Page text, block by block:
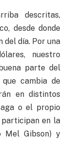
descritas,
desde donde
del día. Por una
nuestro
parte del
cambia de
en distintos
o el propio
participan en la
Mel Gibson) y